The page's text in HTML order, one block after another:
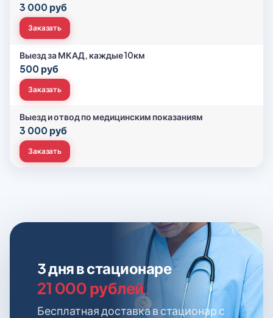
3 000 руб
Заказать
Выезд за МКАД, каждые 10км
500 руб
Заказать
Выезд и отвод по медицинским показаниям
3 000 руб
Заказать
3 дня в стационаре
21 000 рублей.
Бесплатная доставка в стационар с